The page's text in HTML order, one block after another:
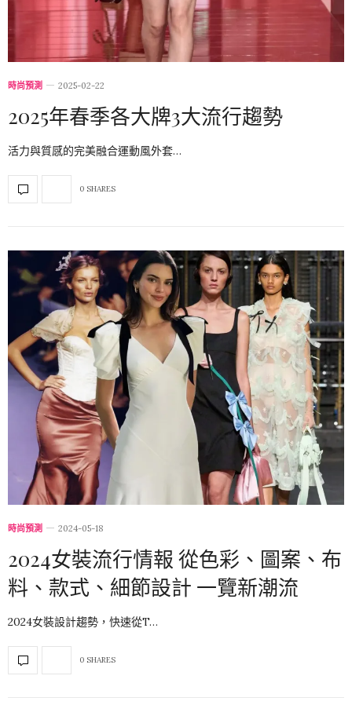
時尚預測 2025-02-22
2025年春季各大牌3大流行趨勢
活力與質感的完美融合運動風外套…
0 SHARES
時尚預測 2024-05-18
2024女裝流行情報 從色彩、圖案、布
料、款式、細節設計 一覽新潮流
2024女裝設計趨勢，快速從T…
0 SHARES